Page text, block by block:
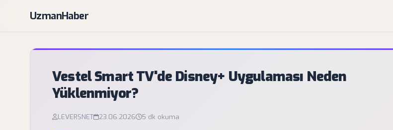
UzmanHaber
Vestel Smart TV'de Disney+ Uygulaması Neden
Yüklenmiyor?
LEVERSNET 23.06.2026 5 dk okuma